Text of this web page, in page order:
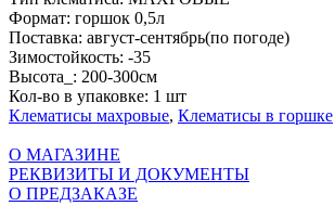
Формат: горшок 0,5л
Поставка: август-сентябрь(по погоде)
Зимостойкость: -35
Высота_: 200-300см
Кол-во в упаковке: 1 шт
Клематисы махровые, Клематисы в горшке
О МАГАЗИНЕ
РЕКВИЗИТЫ И ДОКУМЕНТЫ
О ПРЕДЗАКАЗЕ